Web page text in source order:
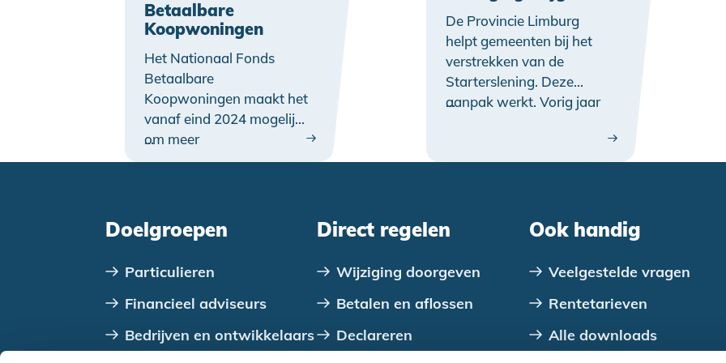
Betaalbare
Koopwoningen
Het Nationaal Fonds
Betaalbare
Koopwoningen maakt het
vanaf eind 2024 mogelijk
om meer
nieuwbouwwoningen
middeninkomens. Via het
fonds worden woningen
van maximaal 70.000
euro verkocht. Het
Volkshuisvesting
…
De Provincie Limburg
helpt gemeenten bij het
verstrekken van de
Starterslening. Deze
aanpak werkt. Vorig jaar
Startersleningen
succes? Vijf vragen aan
Theuns (Wonen).
…
Doelgroepen
Particulieren
Financieel adviseurs
Bedrijven en ontwikkelaars
Direct regelen
Wijziging doorgeven
Betalen en aflossen
Declareren
Ook handig
Veelgestelde vragen
Rentetarieven
Alle downloads